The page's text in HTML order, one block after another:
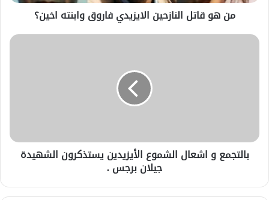
من هو قاتل النازحين الايزيدي فاروق وابنته اخين؟
بالتجمع و اشعال الشموع الأيزيدين يستذكرون الشهيدة
جيلان برجس .